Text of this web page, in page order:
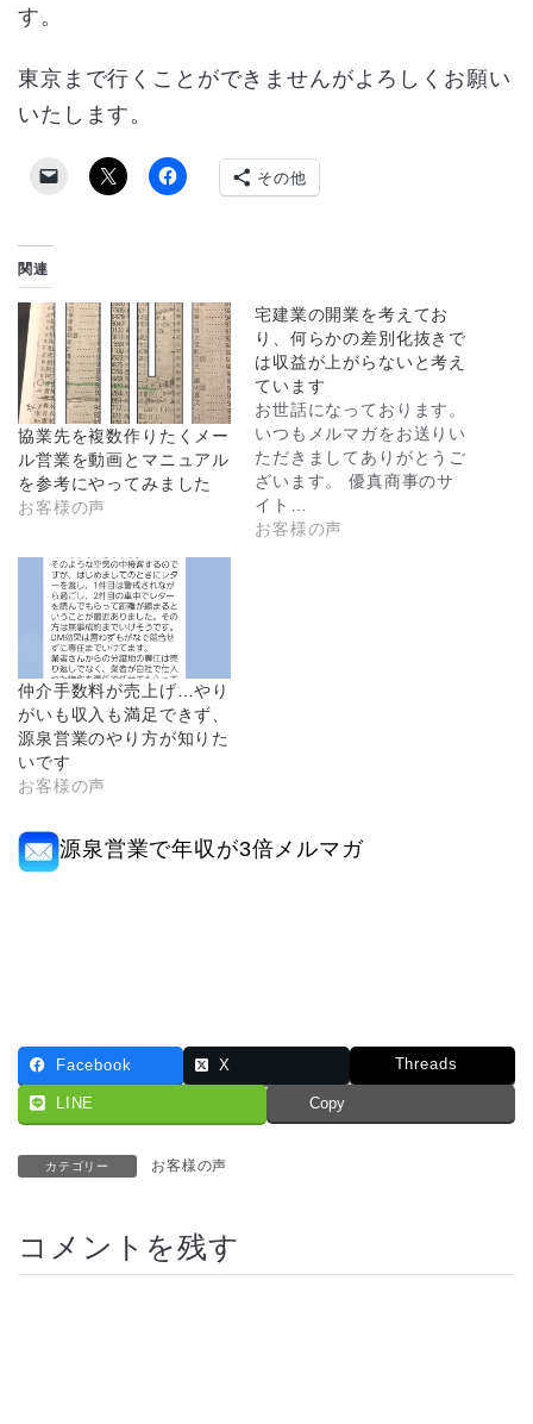
す。
東京まで行くことができませんがよろしくお願い
いたします。
その他
関連
協業先を複数作りたくメー
ル営業を動画とマニュアル
を参考にやってみました
お客様の声
宅建業の開業を考えてお
り、何らかの差別化抜きで
は収益が上がらないと考え
ています
お世話になっております。
いつもメルマガをお送りい
ただきましてありがとうご
ざいます。 優真商事のサ
イト…
お客様の声
仲介手数料が売上げ…やり
がいも収入も満足できず、
源泉営業のやり方が知りた
いです
お客様の声
源泉営業で年収が3倍メルマガ
Facebook X Threads
LINE Copy
カテゴリー お客様の声
コメントを残す